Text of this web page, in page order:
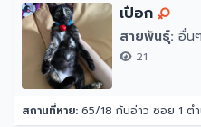
เปือก
สายพันธุ์: อื่น
21
สถานที่หาย: 65/18 ก้นอ่าว ซอย 1 ตำ